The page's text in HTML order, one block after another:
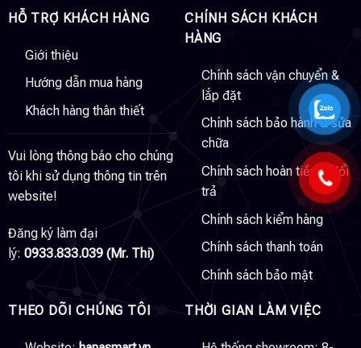
HỖ TRỢ KHÁCH HÀNG
Giới thiệu
Hướng dẫn mua hàng
Khách hàng thân thiết
Vui lòng thông báo cho chúng
tôi khi sử dụng thông tin trên
website!
Đăng ký làm đại
lý: 0933.833.039 (Mr. Thi)
CHÍNH SÁCH KHÁCH
HÀNG
Chính sách vận chuyển &
lắp đặt
Chính sách bảo hành & sửa
chữa
Chính sách hoàn tiền & đổi
trả
Chính sách kiểm hàng
Chính sách thanh toán
Chính sách bảo mật
THEO DÕI CHÚNG TÔI THỜI GIAN LÀM VIỆC